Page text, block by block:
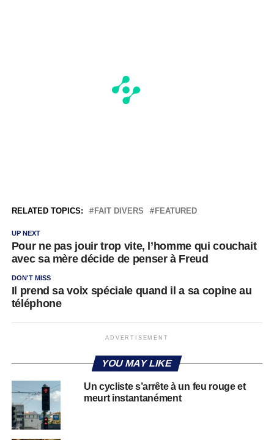
RELATED TOPICS: FAIT DIVERS FEATURED
UP NEXT
Pour ne pas jouir trop vite, l’homme qui couchait
avec sa mère décide de penser à Freud
DON'T MISS
Il prend sa voix spéciale quand il a sa copine au
téléphone
ADVERTISEMENT
YOU MAY LIKE
Un cycliste s’arrête à un feu rouge et
meurt instantanément